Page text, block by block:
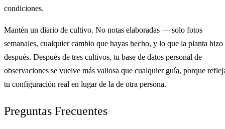
condiciones.
Mantén un diario de cultivo. No notas elaboradas — solo fotos
semanales, cualquier cambio que hayas hecho, y lo que la planta hizo
después. Después de tres cultivos, tu base de datos personal de
observaciones se vuelve más valiosa que cualquier guía, porque
tu configuración real en lugar de la de otra persona.
Preguntas Frecuentes